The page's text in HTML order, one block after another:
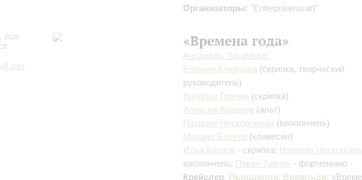
Организаторы: "Enterpriserusart"
2025
Сб
зал
«Времена года»
Ансамбль "VivaMusе"
Евгения Клевцова (скрипка, творческий
руководитель)
Наталья Гринюк (скрипка)
Алексей Андреев (альт)
Наталия Нескоромная (виолончель)
Михаил Блехер (клавесин)
Илья Козлов - скрипка; Наталия
виолончель; Павел Товпич - фортепиано
Крейслер, Пьяццолла; Вивальди: